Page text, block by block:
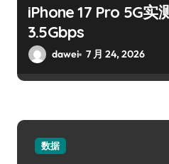
iPhone 17 Pro 5G实
3.5Gbps
dawei 7 月 24, 2026
数据